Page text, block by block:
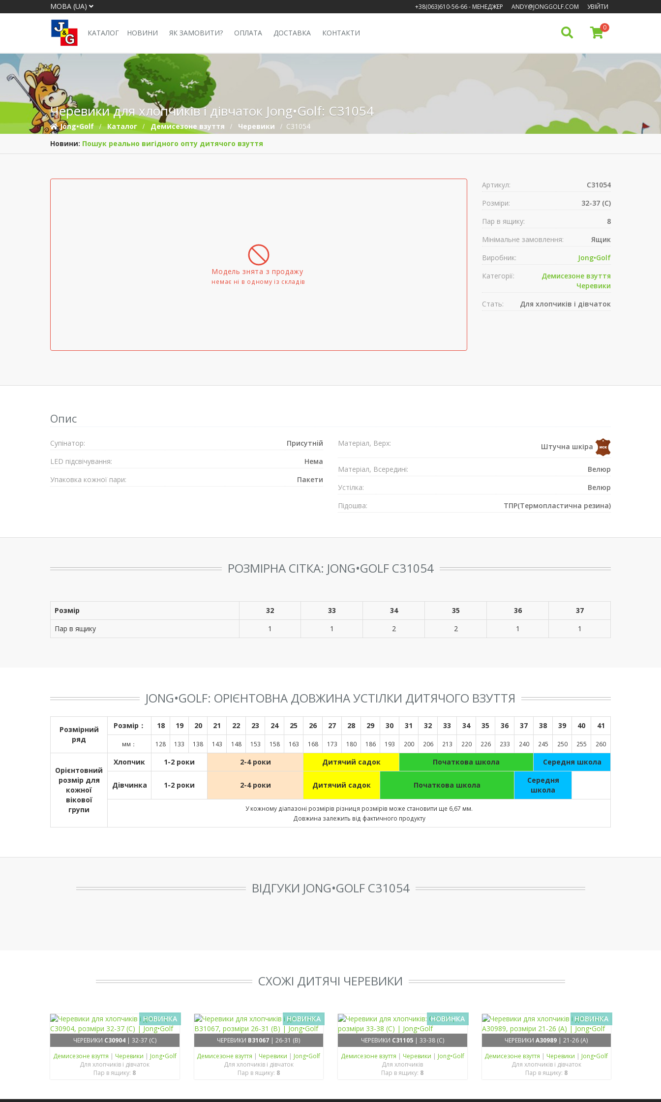
МОВА (UA) +38(063)610-56-66- МЕНЕДЖЕР ANDY@JONGGOLF.COM УВІЙТИ
0
КАТАЛОГ НОВИНИ ЯК ЗАМОВИТИ? ОПЛАТА ДОСТАВКА КОНТАКТИ
Черевики для хлопчиків і дівчаток Jong•Golf: C31054
Jong•Golf Каталог Демисезонe взуття Черевики
C31054
Новини: Пошук реально вигідного опту дитячого взуття
Модель знята з продажу
немає ні в одному iз складів
Артикул:
C31054
Розміри:
32-37 (C)
Пар в ящику:
8
Мінімальне замовлення:
Ящик
Виробник:
Jong•Golf
Категорії:
Демисезонe взуття
Черевики
Стать:
Для хлопчиків і дівчаток
Опис
Супiнатор:
Присутнiй
LED підсвічування:
Нема
Упаковка кожної пари:
Пакети
Матеріал, Верх: Штучна шкіра
Матеріал, Всередині:
Велюр
Устілка:
Велюр
Підошва:
ТПР(Термопластична резина)
РОЗМІРНА СІТКА: JONG•GOLF C31054
Розмір 32 33 34 35 36
37
Пар в ящику
1 1 2 2 1 1
JONG•GOLF: ОРІЄНТОВНА ДОВЖИНА УСТІЛКИ ДИТЯЧОГО ВЗУТТЯ
Розмірний
ряд
Розмір： 18 19 20 21 22 23 24 25 26 27 28 29 30 31 32 33 34 35 36 37 38 39 40 41
мм： 128 133 138 143 148 153 158 163 168 173 180 186 193 200 206 213 220 226 233 240 245 250 255 260
Орієнтовний
розмір для
кожної
вікової
групи
Хлопчик 1-2 роки 2-4 роки Дитячий садок Початкова школа Cередня школа
Дівчинка 1-2 роки 2-4 роки Дитячий садок Початкова школа
Cередня
школа
У кожному діапазоні розмірів різниця розмірів може становити ще 6,67 мм.
Довжина залежить від фактичного продукту
ВІДГУКИ JONG•GOLF C31054
СХОЖІ ДИТЯЧІ ЧЕРЕВИКИ
НОВИНКА
ЧЕРЕВИКИ C30904| 32-37 (C)
Демисезонe взуття | Черевики | Jong•Golf
Для хлопчиків і дівчаток
Пар в ящику: 8
НОВИНКА
ЧЕРЕВИКИ B31067 | 26-31 (B)
Демисезонe взуття | Черевики | Jong•Golf
Для хлопчиків і дівчаток
Пар в ящику: 8
НОВИНКА
ЧЕРЕВИКИ C31105| 33-38 (C)
Демисезонe взуття | Черевики | Jong•Golf
Для хлопчиків
Пар в ящику: 8
НОВИНКА
ЧЕРЕВИКИA30989 | 21-26 (A)
Демисезонe взуття | Черевики | Jong•Golf
Для хлопчиків і дівчаток
Пар в ящику: 8